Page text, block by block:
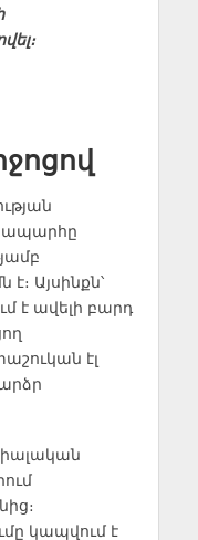
Այսինքն՝
է ավելի բարդ
էլ
կապվում է